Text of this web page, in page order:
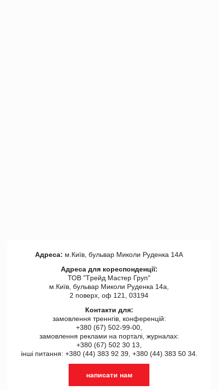
Адреса: м.Київ, бульвар Миколи Руденка 14А
Адреса для кореспонденції:
ТОВ "Tрейд Мастер Груп"
м.Київ, бульвар Миколи Руденка 14а,
2 поверх, оф 121, 03194
Контакти для:
замовлення треннгів, конференцій:
+380 (67) 502-99-00,
замовлення реклами на порталі, журналах:
+380 (67) 502 30 13,
інші питання: +380 (44) 383 92 39, +380 (44) 383 50 34.
написати нам